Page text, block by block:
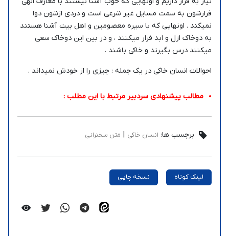
فرارشون به سمت مسایل غیر شرعی است و دردی ازشون دوا
نمیکند . اونهایی که با سیره معصومین و اهل بیت آشنا هستند
به دوخاک ازل و ابد فرار میکنند ، و در بین این دوخاک سعی
میکنند درس بگیرند و خاکی باشند .
احوالات انسان خاکی در یک جمله : چیزی را از خودش نمیداند .
مطالب پیشنهادی سردبیر مرتبط با این مطلب :
برچسب ها: انسان خاکی | متن سخنرانی
لینک کوتاه نسخه چاپی